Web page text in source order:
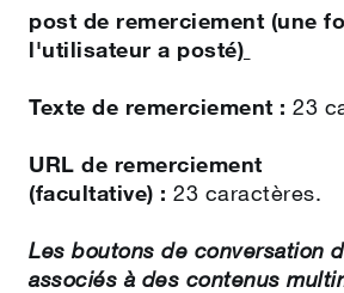
post de remerciement (une
l'utilisateur a posté)
Texte de remerciement : 23
URL de remerciement
(facultative) : 23 caractères.
Les boutons de conversation
associés à des contenus